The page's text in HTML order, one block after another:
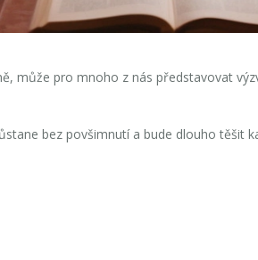
může pro mnoho z nás představovat
bez povšimnutí a bude dlouho těšit